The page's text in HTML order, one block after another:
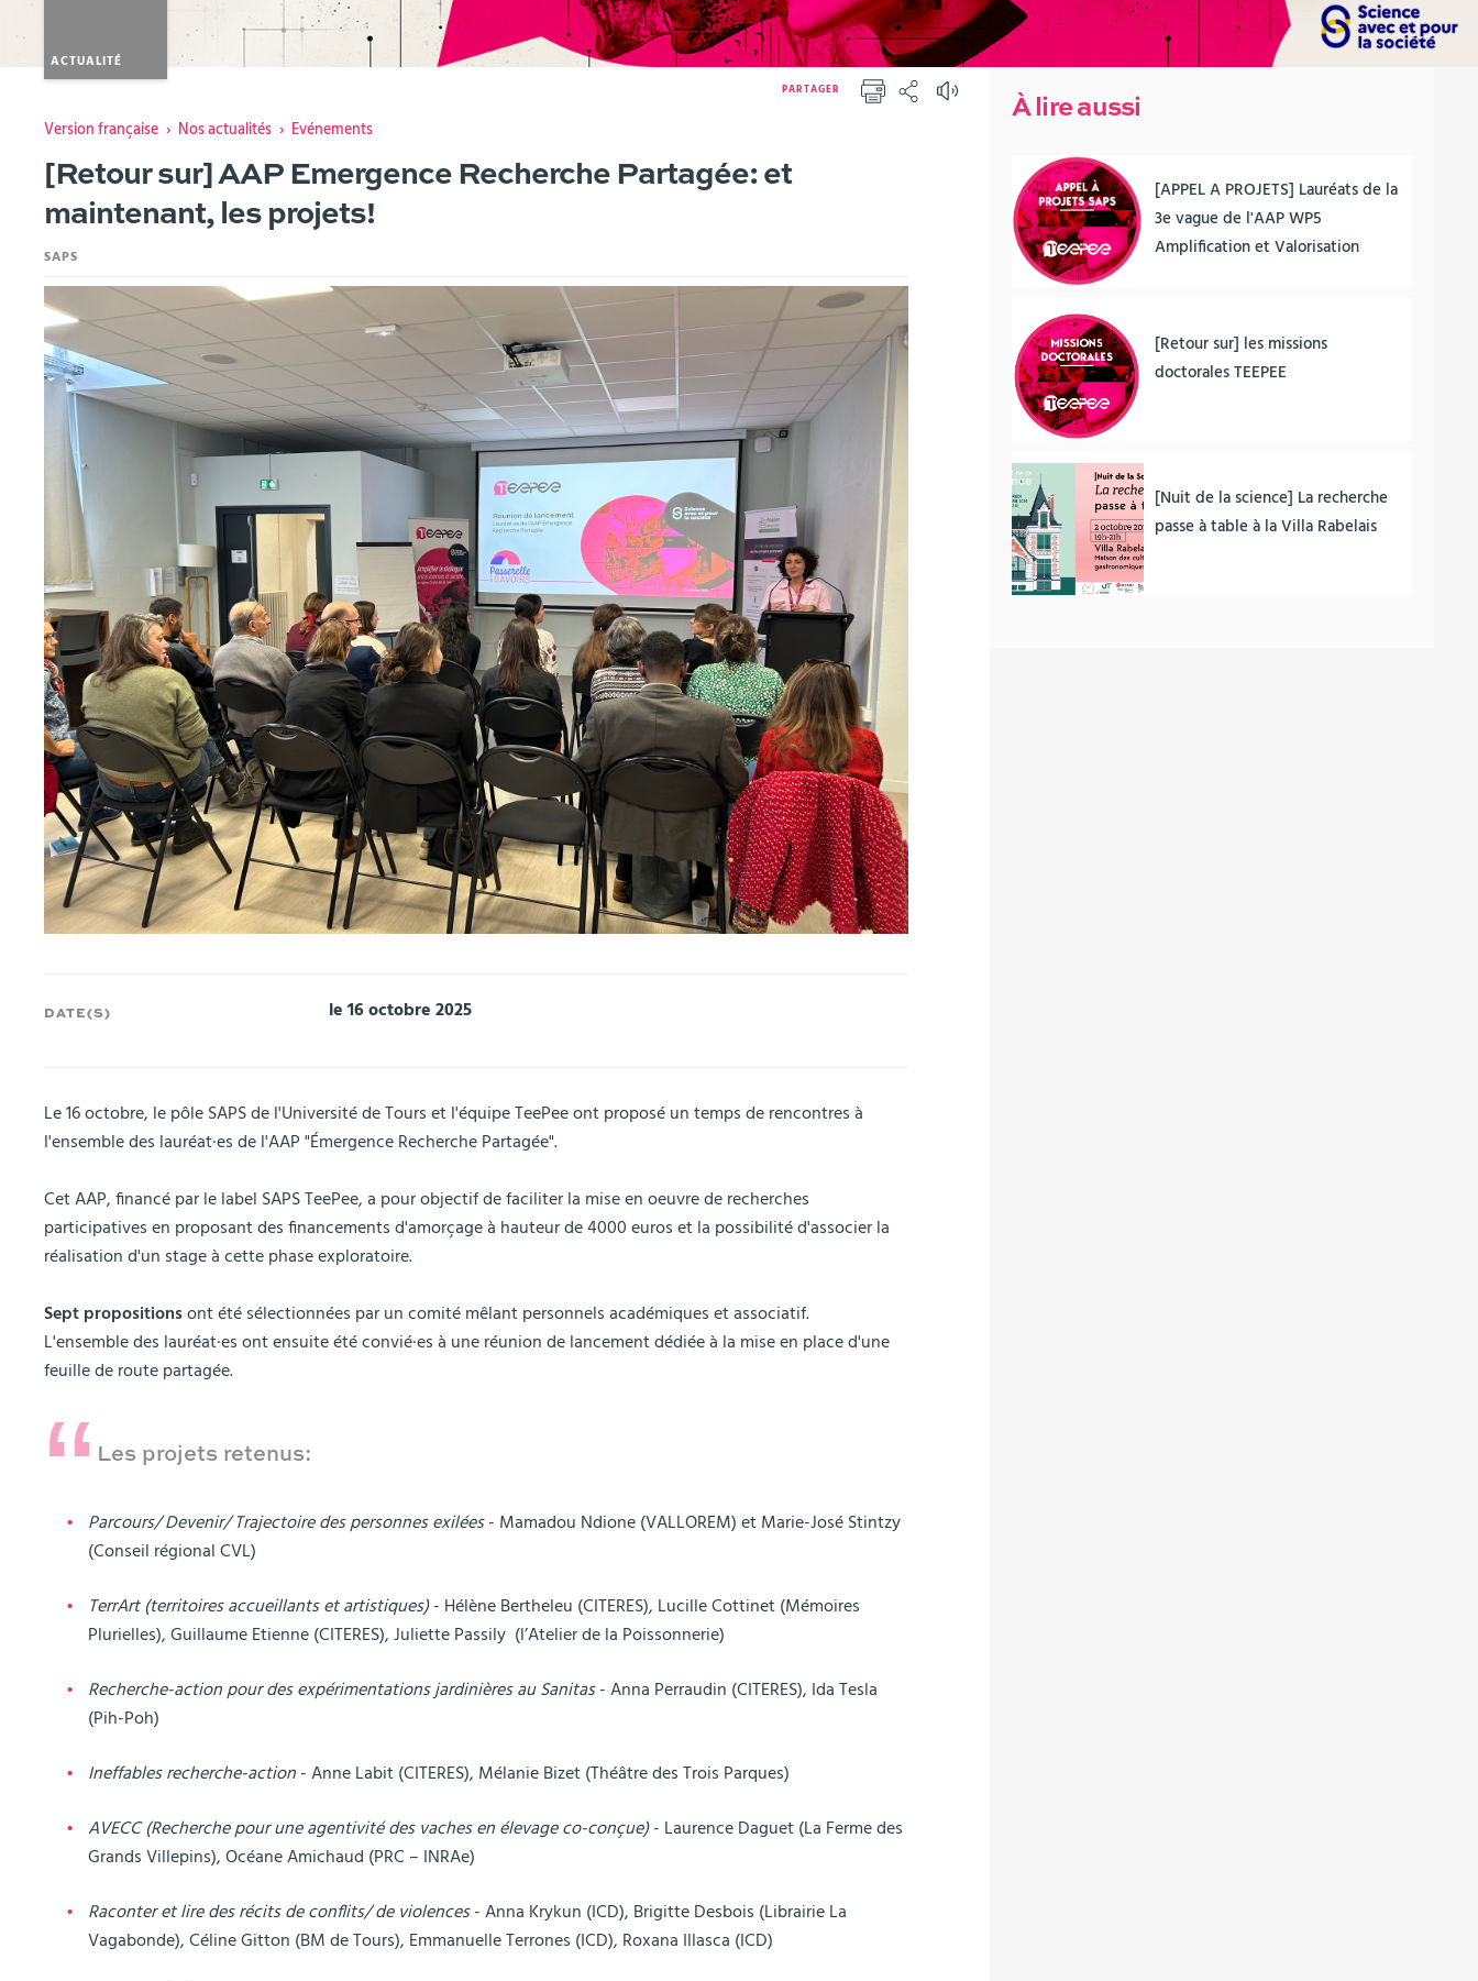
PARTAGER
ACTUALITÉ
Vous
ici :
Version française Nos actualités Evénements
[Retour sur] AAP Emergence Recherche Partagée: et
maintenant, les projets!
SAPS
DATE(S) le 16 octobre 2025
Le 16 octobre, le pôle SAPS de l'Université de Tours et l'équipe TeePee ont proposé un temps de rencontres à
l'ensemble des lauréat·es de l'AAP "Émergence Recherche Partagée".
Cet AAP, financé par le label SAPS TeePee, a pour objectif de faciliter la mise en oeuvre de recherches
participatives en proposant des financements d'amorçage à hauteur de 4000 euros et la possibilité d'associer la
réalisation d'un stage à cette phase exploratoire.
Sept propositions ont été sélectionnées par un comité mêlant personnels académiques et associatif.
L'ensemble des lauréat·es ont ensuite été convié·es à une réunion de lancement dédiée à la mise en place d'une
feuille de route partagée.
Les projets retenus:
Parcours/ Devenir/ Trajectoire des personnes exilées- Mamadou Ndione (VALLOREM) et Marie-José Stintzy
(Conseil régional CVL)
TerrArt (territoires accueillants et artistiques)- Hélène Bertheleu (CITERES), Lucille Cottinet (Mémoires
Plurielles), Guillaume Etienne (CITERES), Juliette Passily (l’Atelier de la Poissonnerie)
Recherche-action pour des expérimentations jardinières au Sanitas- Anna Perraudin (CITERES), Ida Tesla
(Pih-Poh)
Ineffables recherche-action - Anne Labit (CITERES), Mélanie Bizet (Théâtre des Trois Parques)
AVECC (Recherche pour une agentivité des vaches en élevage co-conçue)- Laurence Daguet (La Ferme des
Grands Villepins), Océane Amichaud (PRC – INRAe)
Raconter et lire des récits de conflits/ de violences - Anna Krykun (ICD), Brigitte Desbois (Librairie La
Vagabonde), Céline Gitton (BM de Tours), Emmanuelle Terrones (ICD), Roxana Illasca (ICD)
À lire aussi
[APPEL A PROJETS] Lauréats de la
3e vague de l'AAP WP5
Amplification et Valorisation
[Retour sur] les missions
doctorales TEEPEE
[Nuit de la science] La recherche
passe à table à la Villa Rabelais